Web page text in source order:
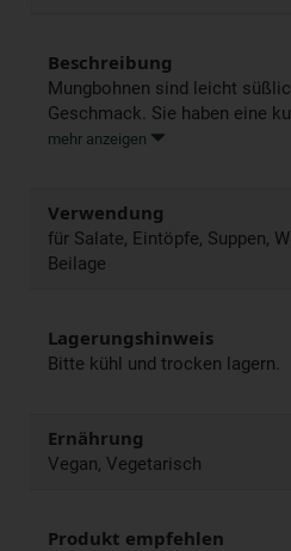
Beschreibung
Mungbohnen sind leicht
Geschmack. Sie haben eine
mehr anzeigen
Verwendung
für Salate, Eintöpfe, Suppen,
Beilage
Lagerungshinweis
Bitte kühl und trocken lagern.
Ernährung
Vegan, Vegetarisch
Produkt empfehlen